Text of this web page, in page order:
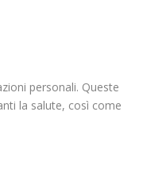
personali. Queste
la salute, così come